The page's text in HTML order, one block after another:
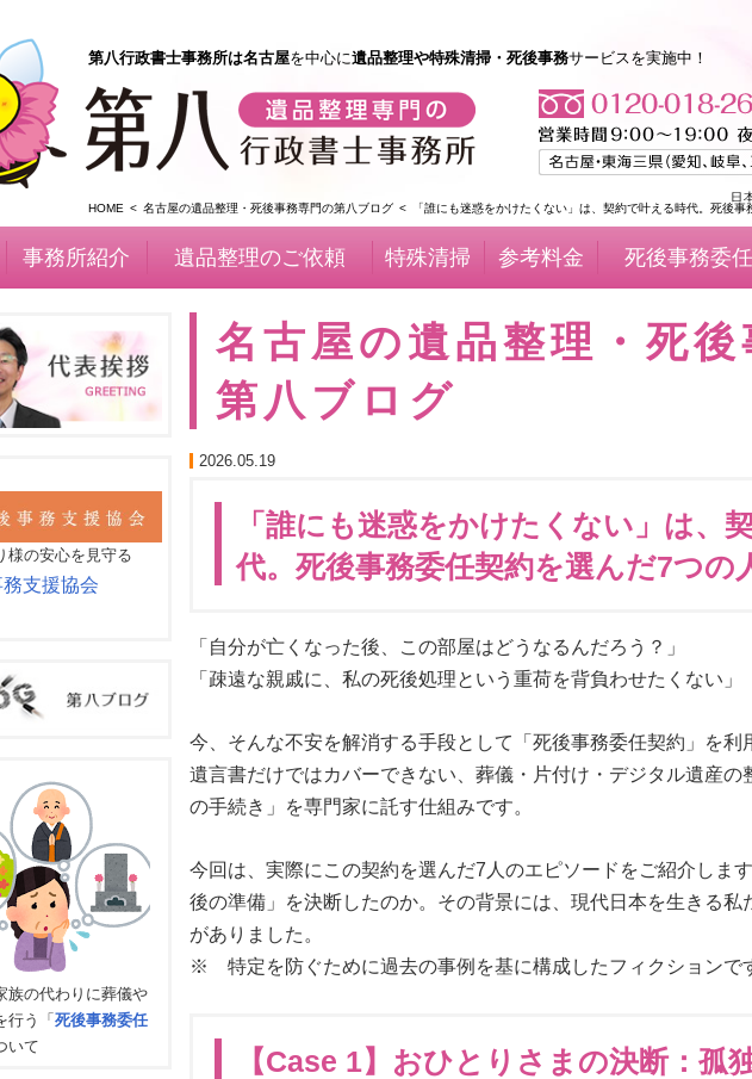
第八行政書士事務所は名古屋を中心に遺品整理や特殊清掃・死後事務サービスを実施中！
HOME 名古屋の遺品整理・死後事務専門の第八ブログ 「誰にも迷惑をかけたくない」は、契約で叶える時代。死後
事務所紹介 遺品整理のご依頼 特殊清掃 参考料金 死後事務委
名古屋の遺品整理・死後
第八ブログ
2026.05.19
「誰にも迷惑をかけたくない」は、
代。死後事務委任契約を選んだ7つの
「自分が亡くなった後、この部屋はどうなるんだろう？」
「疎遠な親戚に、私の死後処理という重荷を背負わせたくない」
今、そんな不安を解消する手段として「死後事務委任契約」を利
遺言書だけではカバーできない、葬儀・片付け・デジタル遺産の
の手続き」を専門家に託す仕組みです。
今回は、実際にこの契約を選んだ7人のエピソードをご紹介しま
後の準備」を決断したのか。その背景には、現代日本を生きる私
がありました。
※ 特定を防ぐために過去の事例を基に構成したフィクションで
【Case 1】おひとりさまの決断：孤
の安心を見守る
支援協会
族の代わりに葬儀や
行う「 死後事務委任
いて